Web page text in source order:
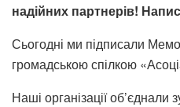
надійних партнерів!
Сьогодні ми підписали
громадською спілкою
Наші організації